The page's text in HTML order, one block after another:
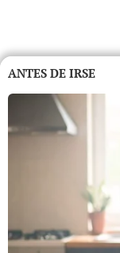
ANTES DE IRSE